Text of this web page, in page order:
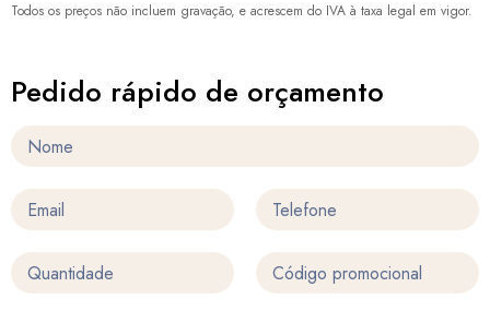
Todos os preços não incluem gravação, e acrescem do IVA à taxa legal em vigor.
Pedido rápido de orçamento